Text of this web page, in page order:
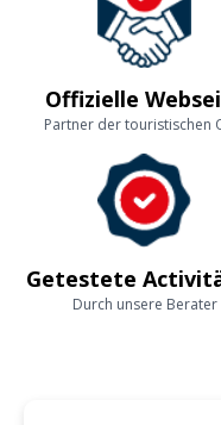
Offizielle
Partner der touristischen
Getestete
Durch unsere Berater